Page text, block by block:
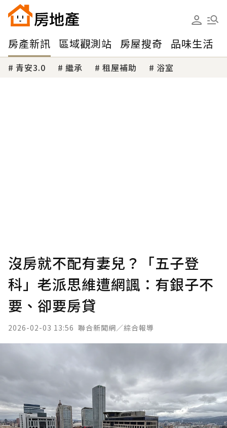
房產新訊 區域觀測站 房屋搜奇 品味生活
青安3.0 繼承 租屋補助 浴室
沒房就不配有妻兒？「五子登
科」老派思維遭網諷：有銀子不
要、卻要房貸
2026-02-03 13:56 聯合新聞網／綜合報導